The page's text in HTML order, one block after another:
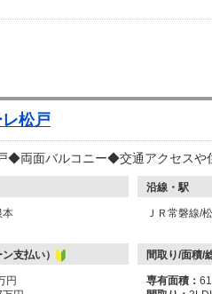
松戸
◆両面バルコニー◆交通アクセスや
沿線・駅
本 ＪＲ常磐線/
支払い） 間取り/面積/
円
専有面積：